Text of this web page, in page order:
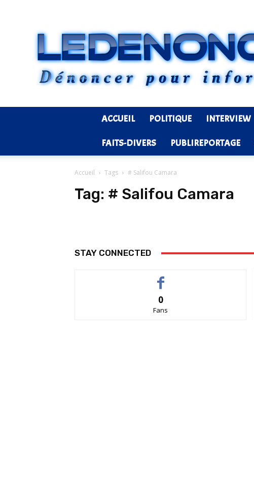
ACCUEIL POLITIQUE INTERVIEW
FAITS-DIVERS PUBLIREPORTAGE
Accueil Tags # Salifou Camara
Tag: # Salifou Camara
STAY CONNECTED
0
Fans